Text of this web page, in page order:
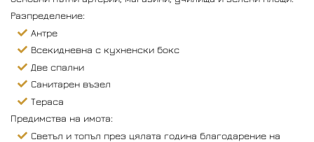
Разпределение:
Антре
Всекидневна с кухненски бокс
Две спални
Санитарен възел
Тераса
Предимства на имота:
Светъл и топъл през цялата година благодарение на